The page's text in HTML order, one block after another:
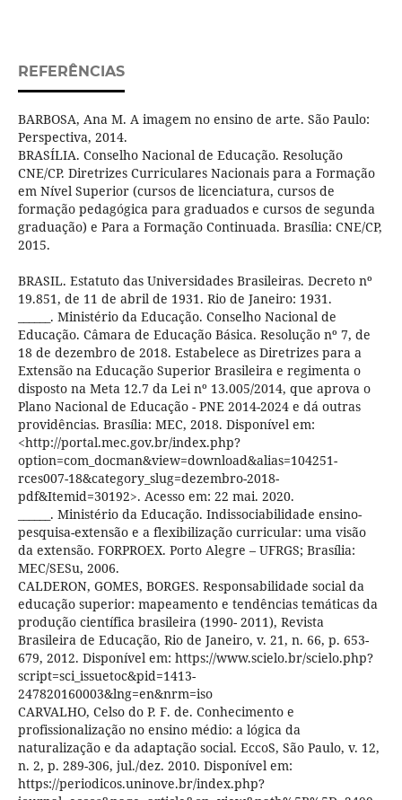
REFERÊNCIAS
BARBOSA, Ana M. A imagem no ensino de arte. São Paulo:
Perspectiva, 2014.
BRASÍLIA. Conselho Nacional de Educação. Resolução
CNE/CP. Diretrizes Curriculares Nacionais para a Formação
em Nível Superior (cursos de licenciatura, cursos de
formação pedagógica para graduados e cursos de segunda
graduação) e Para a Formação Continuada. Brasília: CNE/CP,
2015.
BRASIL. Estatuto das Universidades Brasileiras. Decreto nº
19.851, de 11 de abril de 1931. Rio de Janeiro: 1931.
______. Ministério da Educação. Conselho Nacional de
Educação. Câmara de Educação Básica. Resolução nº 7, de
18 de dezembro de 2018. Estabelece as Diretrizes para a
Extensão na Educação Superior Brasileira e regimenta o
disposto na Meta 12.7 da Lei nº 13.005/2014, que aprova o
Plano Nacional de Educação - PNE 2014-2024 e dá outras
providências. Brasília: MEC, 2018. Disponível em:
<http://portal.mec.gov.br/index.php?
option=com_docman&view=download&alias=104251-
rces007-18&category_slug=dezembro-2018-
pdf&Itemid=30192>. Acesso em: 22 mai. 2020.
______. Ministério da Educação. Indissociabilidade ensino-
pesquisa-extensão e a flexibilização curricular: uma visão
da extensão. FORPROEX. Porto Alegre – UFRGS; Brasília:
MEC/SESu, 2006.
CALDERON, GOMES, BORGES. Responsabilidade social da
educação superior: mapeamento e tendências temáticas da
produção científica brasileira (1990- 2011), Revista
Brasileira de Educação, Rio de Janeiro, v. 21, n. 66, p. 653-
679, 2012. Disponível em: https://www.scielo.br/scielo.php?
script=sci_issuetoc&pid=1413-
247820160003&lng=en&nrm=iso
CARVALHO, Celso do P. F. de. Conhecimento e
profissionalização no ensino médio: a lógica da
naturalização e da adaptação social. EccoS, São Paulo, v. 12,
n. 2, p. 289-306, jul./dez. 2010. Disponível em:
https://periodicos.uninove.br/index.php?